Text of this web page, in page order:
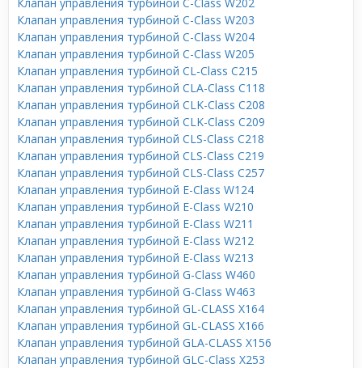
Клапан управления турбиной C-Class W203
Клапан управления турбиной C-Class W204
Клапан управления турбиной C-Class W205
Клапан управления турбиной CL-Class C215
Клапан управления турбиной CLA-Class C118
Клапан управления турбиной CLK-Class C208
Клапан управления турбиной CLK-Class C209
Клапан управления турбиной CLS-Class C218
Клапан управления турбиной CLS-Class C219
Клапан управления турбиной CLS-Class C257
Клапан управления турбиной E-Class W124
Клапан управления турбиной E-Class W210
Клапан управления турбиной E-Class W211
Клапан управления турбиной E-Class W212
Клапан управления турбиной E-Class W213
Клапан управления турбиной G-Class W460
Клапан управления турбиной G-Class W463
Клапан управления турбиной GL-CLASS X164
Клапан управления турбиной GL-CLASS X166
Клапан управления турбиной GLA-CLASS X156
Клапан управления турбиной GLC-Class X253